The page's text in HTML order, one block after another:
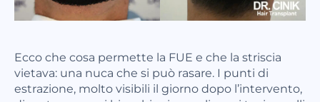
Ecco che cosa permette la FUE e che la striscia
vietava: una nuca che si può rasare. I punti di
estrazione, molto visibili il giorno dopo l’intervento,